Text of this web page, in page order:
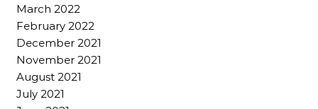
March 2022
February 2022
December 2021
November 2021
August 2021
July 2021